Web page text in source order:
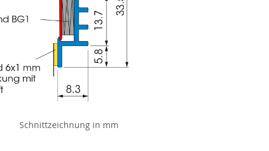
Schnittzeichnung in mm